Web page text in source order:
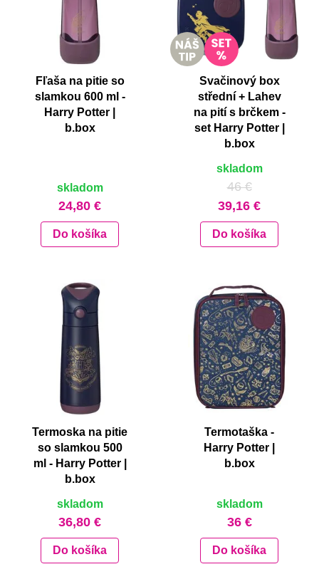
Fľaša na pitie so
slamkou 600 ml -
Harry Potter |
b.box
skladom
24,80 €
Do košíka
Svačinový box
střední + Lahev
na pití s brčkem -
set Harry Potter |
b.box
skladom
46 €
39,16 €
Do košíka
Termoska na pitie
so slamkou 500
ml - Harry Potter |
b.box
skladom
36,80 €
Do košíka
Termotaška -
Harry Potter |
b.box
skladom
36 €
Do košíka